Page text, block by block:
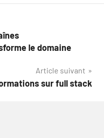
le domaine
Article suivant
sur full stack